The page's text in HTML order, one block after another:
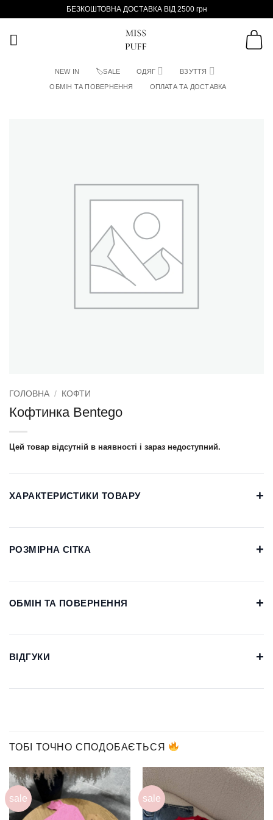
БЕЗКОШТОВНА ДОСТАВКА ВІД 2500 грн
NEW IN 🏷SALE ОДЯГ ВЗУТТЯ
ОБМІН ТА ПОВЕРНЕННЯ ОПЛАТА ТА ДОСТАВКА
ГОЛОВНА / КОФТИ
Кофтинка Bentego
Цей товар відсутній в наявності і зараз недоступний.
ХАРАКТЕРИСТИКИ ТОВАРУ +
РОЗМІРНА СІТКА +
ОБМІН ТА ПОВЕРНЕННЯ +
ВІДГУКИ +
ТОБІ ТОЧНО СПОДОБАЄТЬСЯ
sale sale